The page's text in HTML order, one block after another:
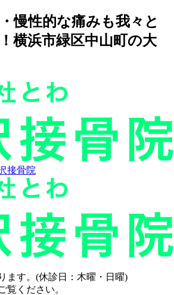
慢性的な痛みも我々と
横浜市緑区中山町の大
ます。(休診日：木曜・日曜)
覧ください。